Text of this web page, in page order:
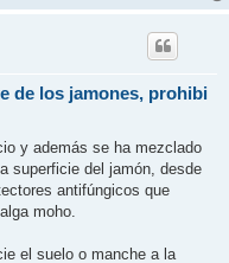
de los jamones, prohibi
y además se ha mezclado
superficie del jamón, desde
antifúngicos que
moho.
el suelo o manche a la